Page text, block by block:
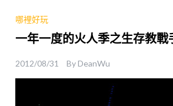
哪裡好玩
一年一度的火人季之生存教戰
2012/08/31 ByDeanWu